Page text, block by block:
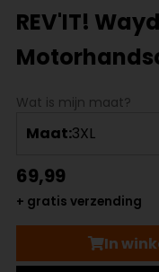
REV'IT!
Wat is mijn maat?
Maat:3XL
69,99
+ gratis verzending
In